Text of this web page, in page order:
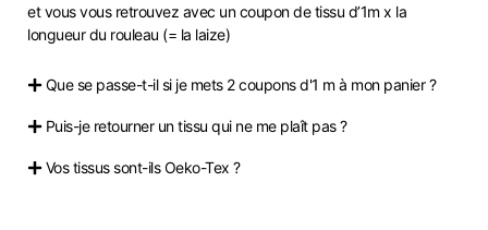
et vous vous retrouvez avec un coupon de tissu d’1m x la
longueur du rouleau (= la laize)
Que se passe-t-il si je mets 2 coupons d'1 m à mon panier ?
Puis-je retourner un tissu qui ne me plaît pas ?
Vos tissus sont-ils Oeko-Tex ?